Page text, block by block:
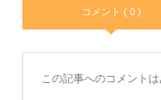
コメント ( 0 )
この記事へのコメントは